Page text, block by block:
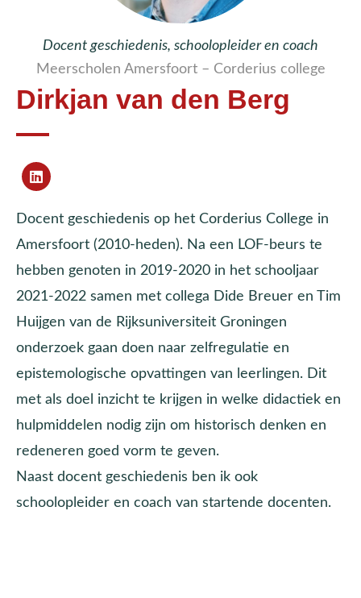
Docent geschiedenis, schoolopleider en coach
Meerscholen Amersfoort – Corderius college
Dirkjan van den Berg
Docent geschiedenis op het Corderius College in
Amersfoort (2010-heden). Na een LOF-beurs te
hebben genoten in 2019-2020 in het schooljaar
2021-2022 samen met collega Dide Breuer en Tim
Huijgen van de Rijksuniversiteit Groningen
onderzoek gaan doen naar zelfregulatie en
epistemologische opvattingen van leerlingen. Dit
met als doel inzicht te krijgen in welke didactiek en
hulpmiddelen nodig zijn om historisch denken en
redeneren goed vorm te geven.
Naast docent geschiedenis ben ik ook
schoolopleider en coach van startende docenten.